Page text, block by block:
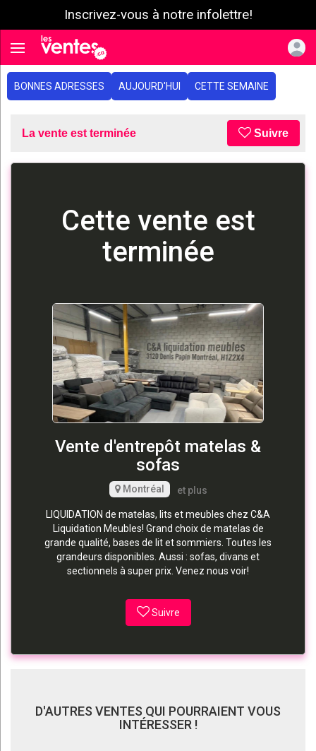
Inscrivez-vous à notre infolettre!
Toggle navigation
BONNES ADRESSES AUJOURD'HUI CETTE SEMAINE
La vente est terminée Suivre
Cette vente est
terminée
Vente d'entrepôt matelas &
sofas
Montréal et plus
LIQUIDATION de matelas, lits et meubles chez C&A
Liquidation Meubles! Grand choix de matelas de
grande qualité, bases de lit et sommiers. Toutes les
grandeurs disponibles. Aussi : sofas, divans et
sectionnels à super prix. Venez nous voir!
Suivre
D'AUTRES VENTES QUI POURRAIENT VOUS
INTÉRESSER !